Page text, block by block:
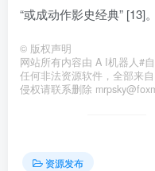
“或成动作影史经典” [13]。
© 版权声明
网站所有内容由 A I机器人#
任何非法资源软件，全部来
侵权请联系删除
资源发布